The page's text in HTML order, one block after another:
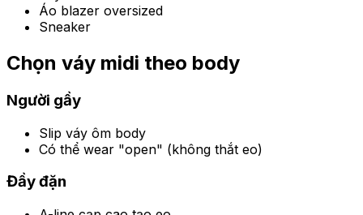
Áo blazer oversized
Sneaker
Chọn váy midi theo body
Người gầy
Slip váy ôm body
Có thể wear "open" (không thắt eo)
Đầy đặn